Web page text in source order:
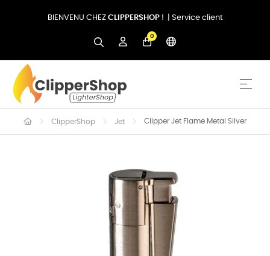
BIENVENU CHEZ CLIPPERSHOP! | Service client
0
☰
ClipperShop Jet Clipper Jet Flame Metal Silver